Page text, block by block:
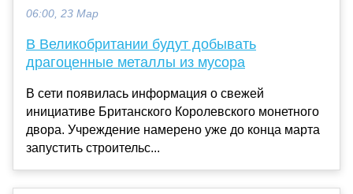
06:00, 23 Мар
В Великобритании будут добывать
драгоценные металлы из мусора
В сети появилась информация о свежей
инициативе Британского Королевского монетного
двора. Учреждение намерено уже до конца марта
запустить строительс...